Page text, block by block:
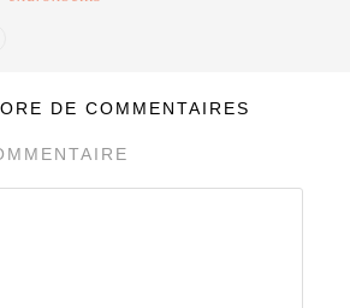
DE COMMENTAIRES